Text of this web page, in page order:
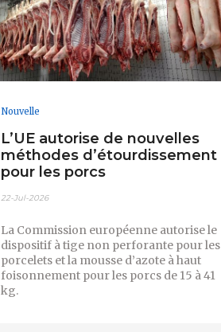
Nouvelle
L’UE autorise de nouvelles
méthodes d’étourdissement
pour les porcs
22-Jul-2026
La Commission européenne autorise le
dispositif à tige non perforante pour les
porcelets et la mousse d’azote à haut
foisonnement pour les porcs de 15 à 41
kg.